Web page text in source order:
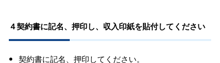
４契約書に記名、押印し、収入印紙を貼付してください
契約書に記名、押印してください。